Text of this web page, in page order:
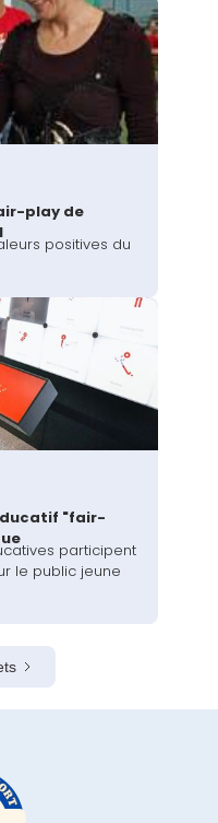
play de
positives du
"fair-
participent
le public jeune